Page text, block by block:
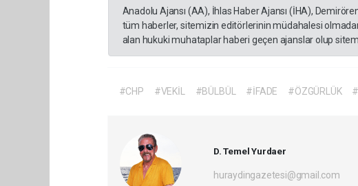
Anadolu Ajansı (AA), İhlas Haber Ajansı (İHA),
tüm haberler, sitemizin editörlerinin müdahalesi
alan hukuki muhataplar haberi geçen ajanslar olup
#CHP #VEKİL #BÜLBÜL #İFADE #ÖZGÜRLÜK
D. Temel Yurdaer
huraydingazetesi@gmail.com